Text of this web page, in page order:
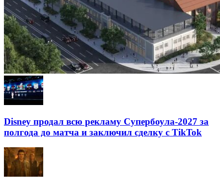
Disney продал всю рекламу Супербоула-2027 за
полгода до матча и заключил сделку с TikTok